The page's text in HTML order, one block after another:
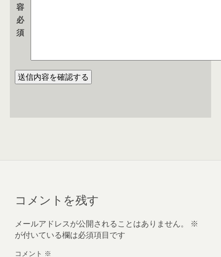
容
必
須
コメントを残す
メールアドレスが公開されることはありません。
※
が付いている欄は必須項目です
コメント ※